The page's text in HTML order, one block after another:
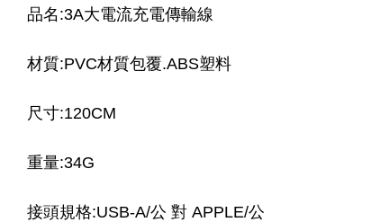
品名:3A大電流充電傳輸線
材質:PVC材質包覆.ABS塑料
尺寸:120CM
重量:34G
接頭規格:USB-A/公 對 APPLE/公